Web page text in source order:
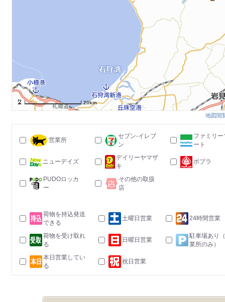
20km
地図閲
営業所
セブン-イレブ
ン
ファミリー
ート
ニューデイズ
デイリーヤマザ
キ
ポプラ
PUDOロッカ
ー
その他の取扱
店
荷物を持込発送
できる
土曜日営業 24時間営業
荷物を受け取れ
る
日曜日営業
駐車場あり
業所のみ）
本日営業してい
る
祝日営業